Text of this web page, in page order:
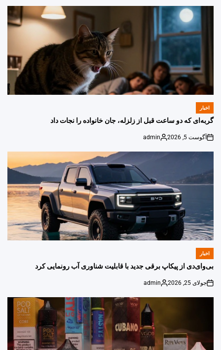
POSTED
IN
اخبار
گربه‌ای که دو ساعت قبل از زلزله، جان خانواده را نجات داد
on
آگوست 5, 2026
Posted
admin
POSTED
اخبار
بی‌وای‌دی از پیکاپ برقی جدید با قابلیت شناوری آب رونمایی کرد
on
جولای 25, 2026
Posted
admin